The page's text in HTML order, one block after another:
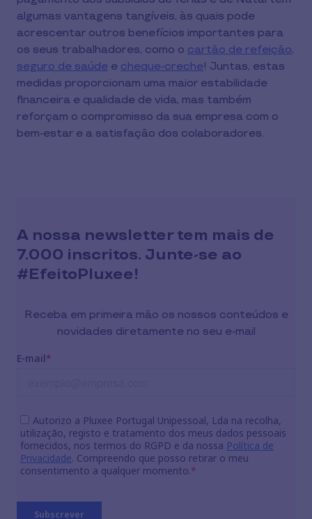
algumas vantagens tangíveis, às quais pode
acrescentar outros benefícios importantes para
os seus trabalhadores, como o cartão de refeição,
seguro de saúde e cheque-creche! Juntas, estas
medidas proporcionam uma maior estabilidade
financeira e qualidade de vida, mas também
reforçam o compromisso da sua empresa com o
bem-estar e a satisfação dos colaboradores.
A nossa newsletter tem mais de
7.000 inscritos. Junte-se ao
#EfeitoPluxee!
Receba em primeira mão os nossos conteúdos e
novidades diretamente no seu e-mail